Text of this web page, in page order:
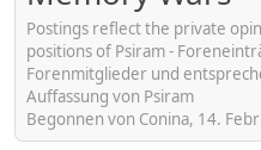
Postings reflect the private
positions of Psiram -
Forenmitglieder und
Auffassung von Psiram
Begonnen von Conina, 14.